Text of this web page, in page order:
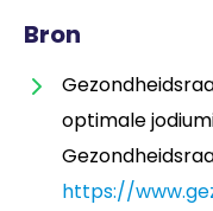
Bron
optimale
https://